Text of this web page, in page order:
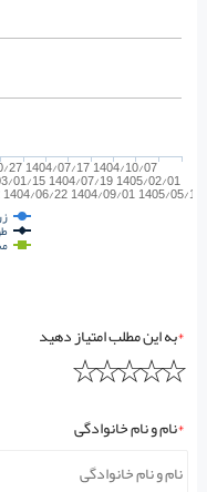
27
01/15
1404/06/22
1404/07/17
1404/07/19
1404/09/01
1404/10/07
1405/02/01
1405/05/14
*به این مطلب امتیاز دهید
*نام و نام خانوادگی